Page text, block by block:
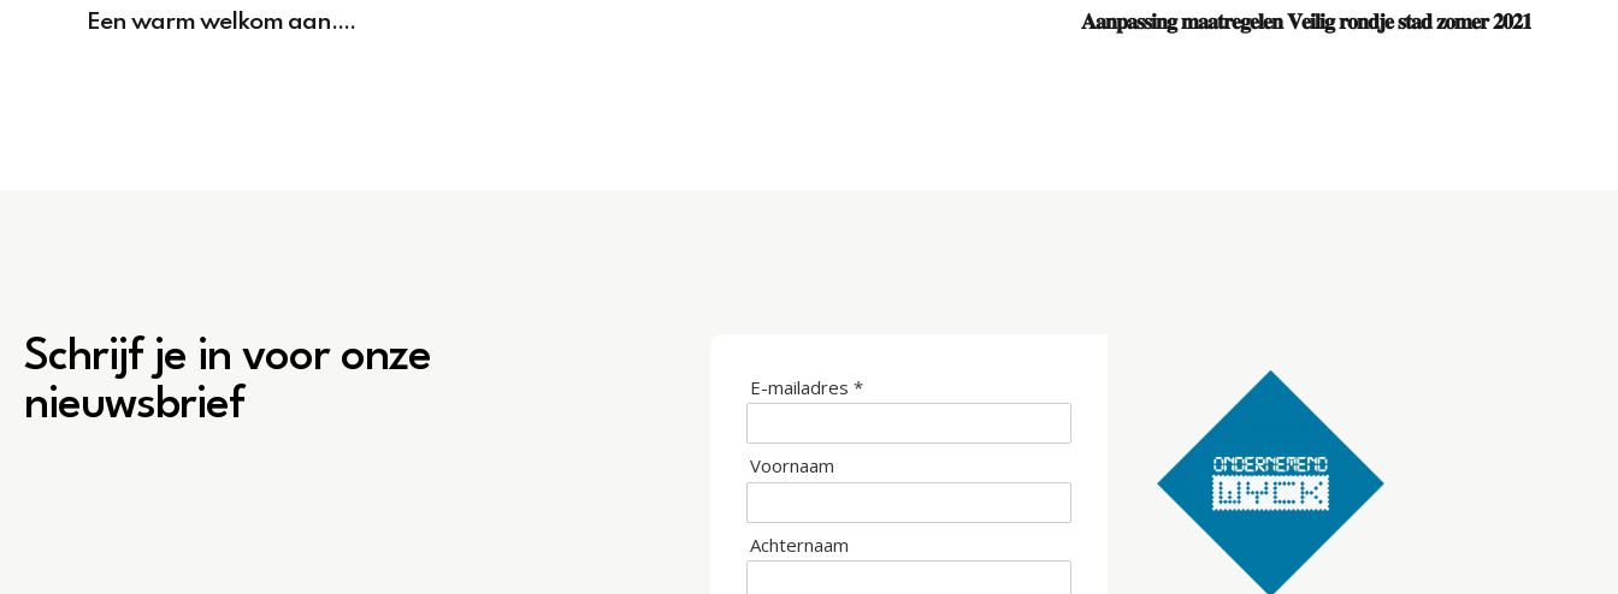
Een warm welkom aan.... 𝐀𝐚𝐧𝐩𝐚𝐬𝐬𝐢𝐧𝐠 𝐦𝐚𝐚𝐭𝐫𝐞𝐠𝐞𝐥𝐞𝐧 𝐕𝐞𝐢𝐥𝐢𝐠 𝐫𝐨𝐧𝐝𝐣𝐞 𝐬𝐭𝐚𝐝 𝐳𝐨𝐦𝐞𝐫 𝟐𝟎𝟐𝟏
Schrijf je in voor onze
nieuwsbrief
E-mailadres *
Voornaam
Achternaam